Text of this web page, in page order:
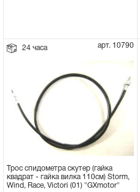
24 часа арт. 10790
Трос спидометра скутер (гайка
квадрат - гайка вилка 110см) Storm,
Wind, Race, Victori (01) "GXmotor"